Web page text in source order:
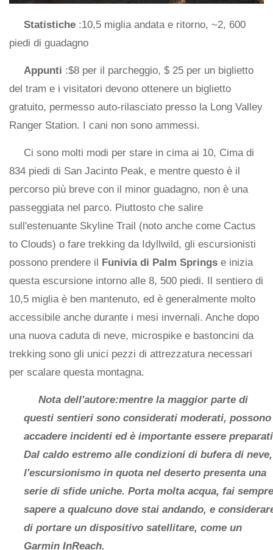
Statistiche :10,5 miglia andata e ritorno, ~2, 600
piedi di guadagno
Appunti :$8 per il parcheggio, $ 25 per un biglietto
del tram e i visitatori devono ottenere un biglietto
gratuito, permesso auto-rilasciato presso la Long Valley
Ranger Station. I cani non sono ammessi.
Ci sono molti modi per stare in cima ai 10, Cima di
834 piedi di San Jacinto Peak, e mentre questo è il
percorso più breve con il minor guadagno, non è una
passeggiata nel parco. Piuttosto che salire
sull'estenuante Skyline Trail (noto anche come Cactus
to Clouds) o fare trekking da Idyllwild, gli escursionisti
possono prendere il
Funivia di Palm Springs e inizia
questa escursione intorno alle 8, 500 piedi. Il sentiero di
10,5 miglia è ben mantenuto, ed è generalmente molto
accessibile anche durante i mesi invernali. Anche dopo
una nuova caduta di neve, microspike e bastoncini da
trekking sono gli unici pezzi di attrezzatura necessari
per scalare questa montagna.
Nota dell'autore:mentre la maggior parte di
questi sentieri sono considerati moderati, possono
accadere incidenti ed è importante essere
Dal caldo estremo alle condizioni di bufera di neve,
l'escursionismo in quota nel deserto presenta una
serie di sfide uniche. Porta molta acqua, fai sempre
sapere a qualcuno dove stai andando, e
di portare un dispositivo satellitare, come un
Garmin InReach.